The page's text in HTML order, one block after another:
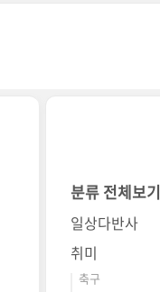
분류 전체보기
일상다반사
취미
축구